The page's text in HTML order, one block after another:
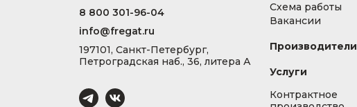
8 800 301-96-04
info@fregat.ru
197101, Санкт-Петербург,
Петроградская наб., 36, литера А
Схема работы
Вакансии
Производители
Услуги
Контрактное